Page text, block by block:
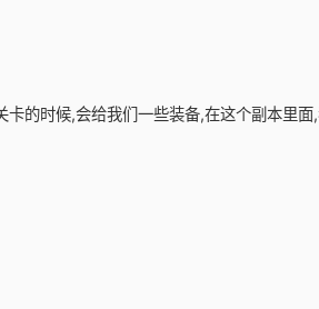
卡的时候,会给我们一些装备,在这个副本里